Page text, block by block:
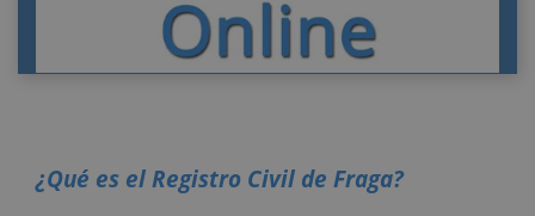
oficiales
¿Qué es el Registro Civil de Fraga?